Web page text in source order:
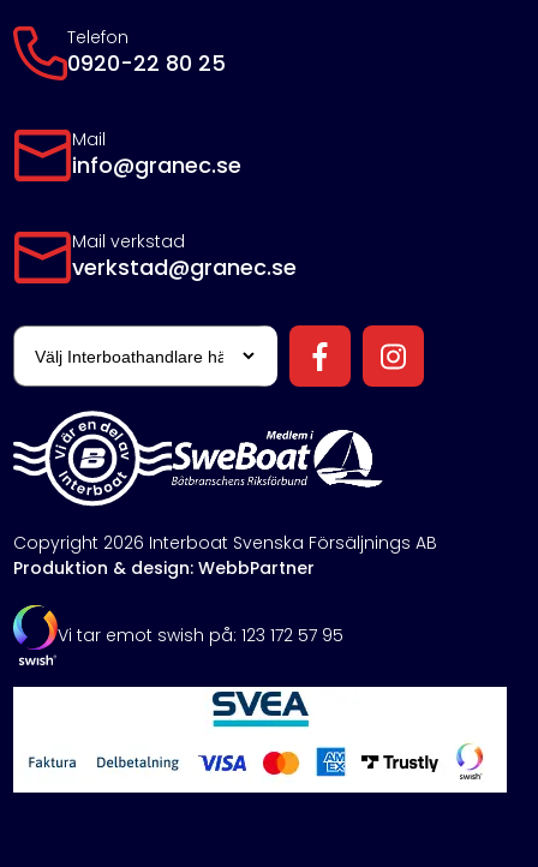
Telefon
0920-22 80 25
Mail
info@granec.se
Mail verkstad
verkstad@granec.se
Copyright 2026 Interboat Svenska Försäljnings AB
Produktion & design: WebbPartner
Vi tar emot swish på: 123 172 57 95